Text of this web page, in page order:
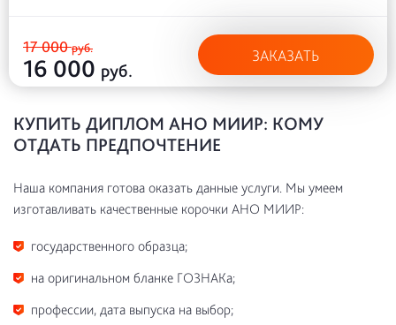
17 000руб.
16 000 руб.
ЗАКАЗАТЬ
КУПИТЬ ДИПЛОМ АНО МИИР: КОМУ
ОТДАТЬ ПРЕДПОЧТЕНИЕ
Наша компания готова оказать данные услуги. Мы умеем
изготавливать качественные корочки АНО МИИР:
государственного образца;
на оригинальном бланке ГОЗНАКа;
профессии, дата выпуска на выбор;